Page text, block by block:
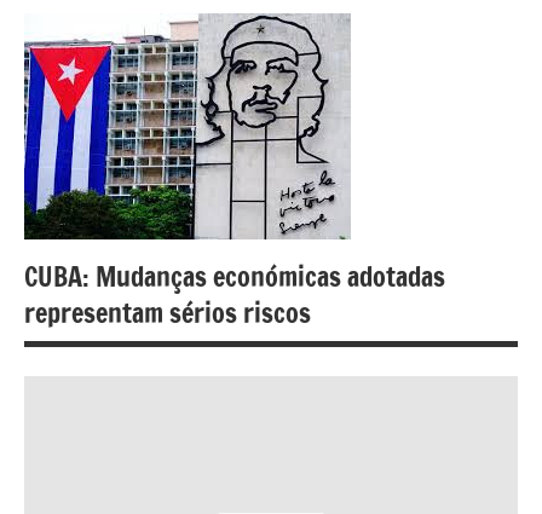
CUBA: Mudanças económicas adotadas
representam sérios riscos